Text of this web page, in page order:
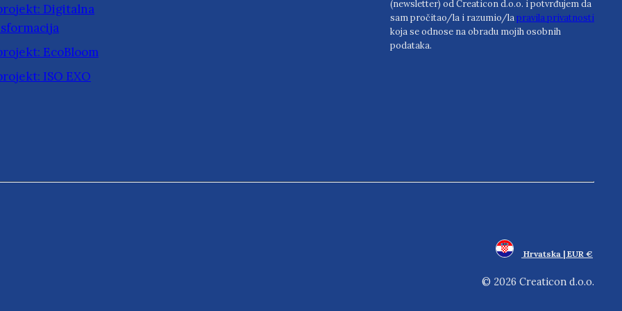
Digitalna
EcoBloom
ISO EXO
(newsletter) od Creaticon d.o.o. i potvrđujem da
sam pročitao/la i razumio/la pravila privatnosti
koja se odnose na obradu mojih osobnih
podataka.
Hrvatska | EUR €
© 2026 Creaticon d.o.o.